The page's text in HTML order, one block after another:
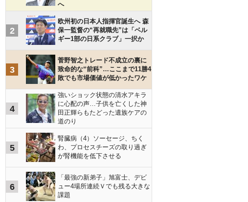
へ
2
欧州初の日本人指揮官誕生へ 森
保一監督の“再就職先”は「ベル
ギー1部の日系クラブ」一択か
3
菅野智之トレード不成立の裏に
致命的な“前科”…ここまで11勝4
敗でも市場価値が低かったワケ
4
強いショック状態の清水アキラ
に心配の声…子供を亡くした神
田正輝らもたどった遺族ケアの
道のり
5
腎臓病（4）ソーセージ、ちく
わ、プロセスチーズの取り過ぎ
が腎機能を低下させる
6
「最強の新弟子」旭富士、デビ
ュー4場所連続Ｖでも残る大きな
課題